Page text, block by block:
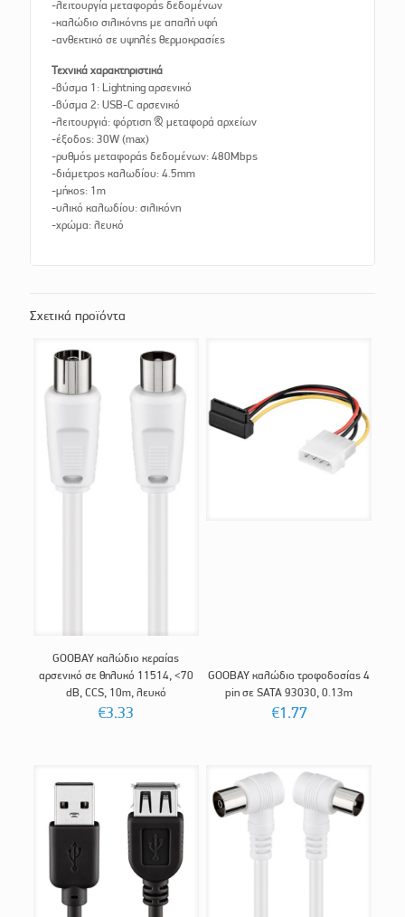
-λειτουργία μεταφοράς δεδομένων
-καλώδιο σιλικόνης με απαλή υφή
-ανθεκτικό σε υψηλές θερμοκρασίες
Τεχνικά χαρακτηριστικά
-βύσμα 1: Lightning αρσενικό
-βύσμα 2: USB-C αρσενικό
-λειτουργιά: φόρτιση & μεταφορά αρχείων
-έξοδος: 30W (max)
-ρυθμός μεταφοράς δεδομένων: 480Mbps
-διάμετρος καλωδίου: 4.5mm
-μήκος: 1m
-υλικό καλωδίου: σιλικόνη
-χρώμα: λευκό
Σχετικά προϊόντα
GOOBAY καλώδιο κεραίας
αρσενικό σε θηλυκό 11514, <70
dB, CCS, 10m, λευκό
€3.33
GOOBAY καλώδιο τροφοδοσίας 4
pin σε SATA 93030, 0.13m
€1.77